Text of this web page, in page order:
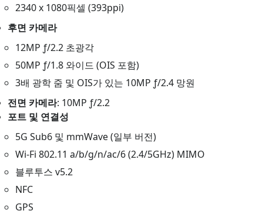
2340 x 1080픽셀 (393ppi)
후면 카메라
12MP ƒ/2.2 초광각
50MP ƒ/1.8 와이드 (OIS 포함)
3배 광학 줌 및 OIS가 있는 10MP ƒ/2.4 망원
전면 카메라: 10MP ƒ/2.2
포트 및 연결성
5G Sub6 및 mmWave (일부 버전)
Wi-Fi 802.11 a/b/g/n/ac/6 (2.4/5GHz) MIMO
블루투스 v5.2
NFC
GPS